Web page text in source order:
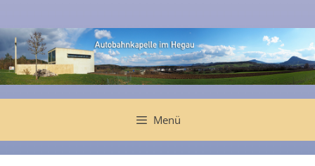
springen
Menü